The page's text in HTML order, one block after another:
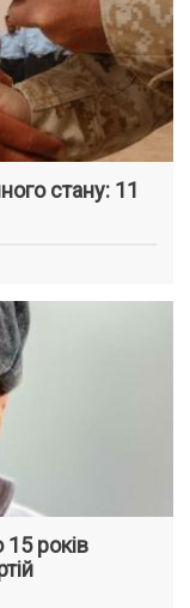
стану: 11
років